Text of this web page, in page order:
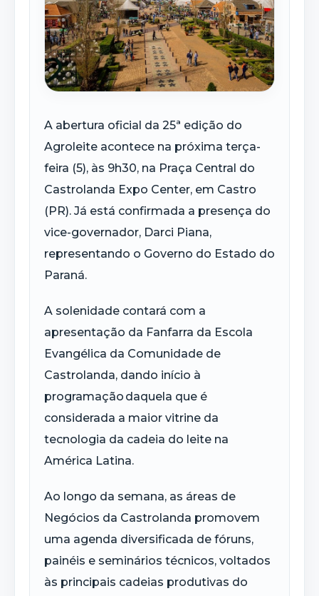
A abertura oficial da 25ª edição do
Agroleite acontece na próxima terça-
feira (5), às 9h30, na Praça Central do
Castrolanda Expo Center, em Castro
(PR). Já está confirmada a presença do
vice-governador, Darci Piana,
representando o Governo do Estado do
Paraná.
A solenidade contará com a
apresentação da Fanfarra da Escola
Evangélica da Comunidade de
Castrolanda, dando início à
programação daquela que é
considerada a maior vitrine da
tecnologia da cadeia do leite na
América Latina.
Ao longo da semana, as áreas de
Negócios da Castrolanda promovem
uma agenda diversificada de fóruns,
painéis e seminários técnicos, voltados
às principais cadeias produtivas do